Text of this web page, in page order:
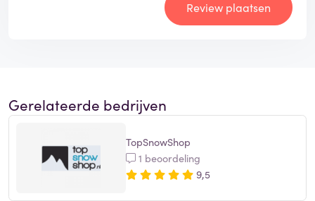
Review plaatsen
Gerelateerde bedrijven
TopSnowShop
1 beoordeling
9,5